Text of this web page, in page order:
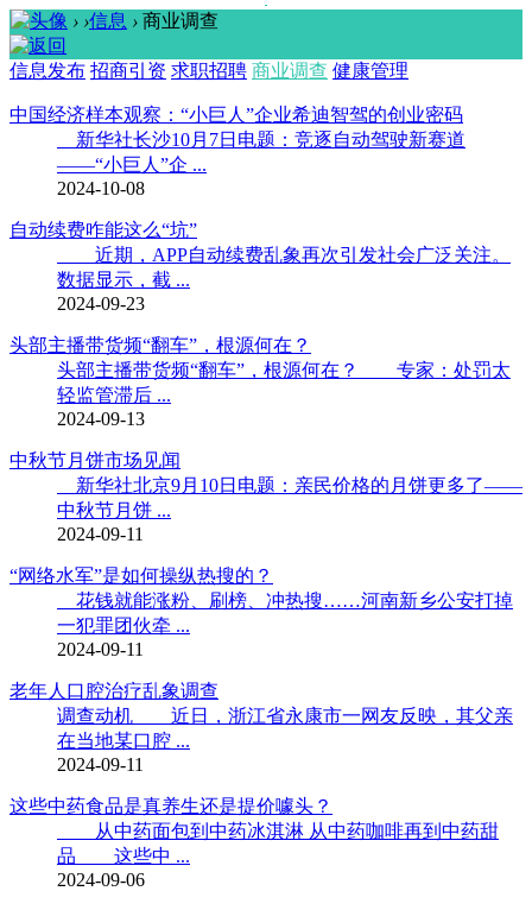
› ›信息 › 商业调查
信息发布 招商引资 求职招聘 商业调查 健康管理
中国经济样本观察：“小巨人”企业希迪智驾的创业密码
新华社长沙10月7日电题：竞逐自动驾驶新赛道
——“小巨人”企 ...
2024-10-08
自动续费咋能这么“坑”
近期，APP自动续费乱象再次引发社会广泛关注。
数据显示，截 ...
2024-09-23
头部主播带货频“翻车”，根源何在？
头部主播带货频“翻车”，根源何在？ 专家：处罚太
轻监管滞后 ...
2024-09-13
中秋节月饼市场见闻
新华社北京9月10日电题：亲民价格的月饼更多了——
中秋节月饼 ...
2024-09-11
“网络水军”是如何操纵热搜的？
花钱就能涨粉、刷榜、冲热搜……河南新乡公安打掉
一犯罪团伙牵 ...
2024-09-11
老年人口腔治疗乱象调查
调查动机 近日，浙江省永康市一网友反映，其父亲
在当地某口腔 ...
2024-09-11
这些中药食品是真养生还是提价噱头？
从中药面包到中药冰淇淋 从中药咖啡再到中药甜
品 这些中 ...
2024-09-06